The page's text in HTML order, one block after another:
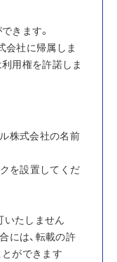
きます。
会社に帰属しま
用権を許諾しま
株式会社の名前
を設置してくだ
いたしません
には、転載の許
ができます